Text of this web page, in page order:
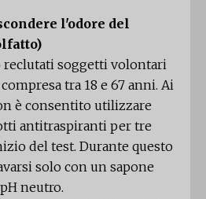
l'odore del
reclutati soggetti volontari
tra 18 e 67 anni. Ai
è consentito utilizzare
antitraspiranti per tre
del test. Durante questo
solo con un sapone
neutro.